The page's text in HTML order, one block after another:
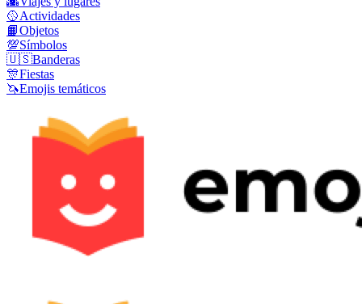
🥎Actividades
📙Objetos
💯Símbolos
🇺🇸Banderas
🎊Fiestas
🦄Emojis temáticos